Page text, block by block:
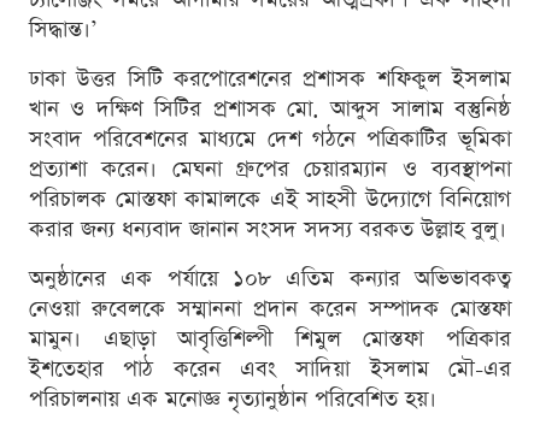
সিদ্ধান্ত।’
ঢাকা উত্তর সিটি করপোরেশনের প্রশাসক শফিকুল ইসলাম
খান ও দক্ষিণ সিটির প্রশাসক মো. আব্দুস সালাম বস্তুনিষ্ঠ
সংবাদ পরিবেশনের মাধ্যমে দেশ গঠনে পত্রিকাটির ভূমিকা
প্রত্যাশা করেন। মেঘনা গ্রুপের চেয়ারম্যান ও ব্যবস্থাপনা
পরিচালক মোস্তফা কামালকে এই সাহসী উদ্যোগে বিনিয়োগ
করার জন্য ধন্যবাদ জানান সংসদ সদস্য বরকত উল্লাহ বুলু।
অনুষ্ঠানের এক পর্যায়ে ১০৮ এতিম কন্যার অভিভাবকত্ব
নেওয়া রুবেলকে সম্মাননা প্রদান করেন সম্পাদক মোস্তফা
মামুন। এছাড়া আবৃত্তিশিল্পী শিমুল মোস্তফা পত্রিকার
ইশতেহার পাঠ করেন এবং সাদিয়া ইসলাম মৌ-এর
পরিচালনায় এক মনোজ্ঞ নৃত্যানুষ্ঠান পরিবেশিত হয়।